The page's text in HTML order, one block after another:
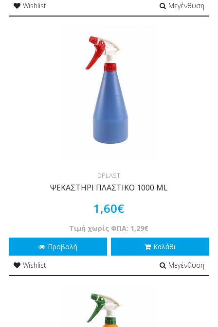
Wishlist
Μεγένθυση
DPLAST
ΨΕΚΑΣΤΗΡΙ ΠΛΑΣΤΙΚΟ 1000 ML
1,60€
Τιμή χωρίς ΦΠΑ: 1,29€
Προβολή
Καλάθι
Wishlist
Μεγένθυση